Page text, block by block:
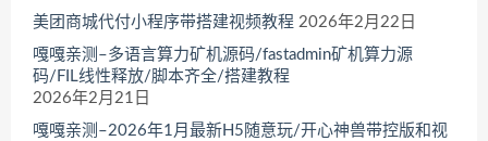
美团商城代付小程序带搭建视频教程 2026年2月22日
嘎嘎亲测–多语言算力矿机源码/fastadmin矿机算力源
码/FIL线性释放/脚本齐全/搭建教程
2026年2月21日
嘎嘎亲测–2026年1月最新H5随意玩/开心神兽带控版和视